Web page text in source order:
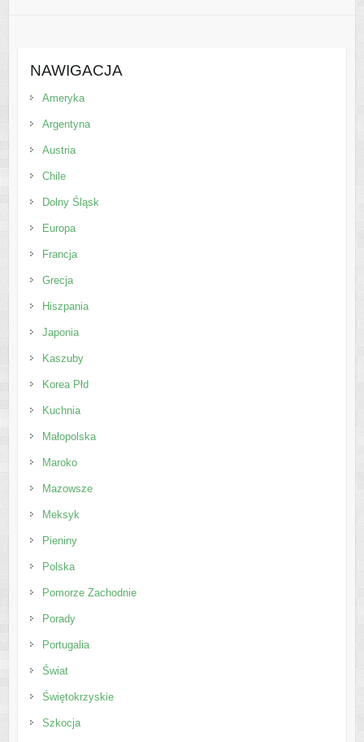
NAWIGACJA
Ameryka
Argentyna
Austria
Chile
Dolny Śląsk
Europa
Francja
Grecja
Hiszpania
Japonia
Kaszuby
Korea Płd
Kuchnia
Małopolska
Maroko
Mazowsze
Meksyk
Pieniny
Polska
Pomorze Zachodnie
Porady
Portugalia
Świat
Świętokrzyskie
Szkocja